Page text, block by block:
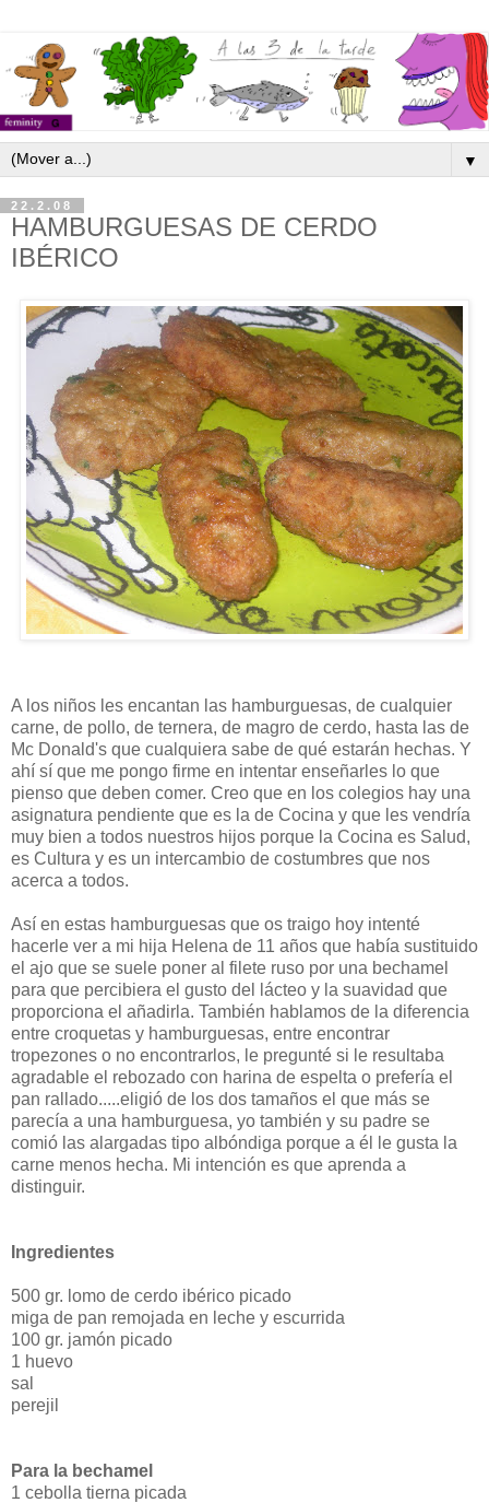
▼
22.2.08
HAMBURGUESAS DE CERDO
IBÉRICO
A los niños les encantan las hamburguesas, de cualquier
carne, de pollo, de ternera, de magro de cerdo, hasta las de
Mc Donald's que cualquiera sabe de qué estarán hechas. Y
ahí sí que me pongo firme en intentar enseñarles lo que
pienso que deben comer. Creo que en los colegios hay una
asignatura pendiente que es la de Cocina y que les vendría
muy bien a todos nuestros hijos porque la Cocina es Salud,
es Cultura y es un intercambio de costumbres que nos
acerca a todos.
Así en estas hamburguesas que os traigo hoy intenté
hacerle ver a mi hija Helena de 11 años que había sustituido
el ajo que se suele poner al filete ruso por una bechamel
para que percibiera el gusto del lácteo y la suavidad que
proporciona el añadirla. También hablamos de la diferencia
entre croquetas y hamburguesas, entre encontrar
tropezones o no encontrarlos, le pregunté si le resultaba
agradable el rebozado con harina de espelta o prefería el
pan rallado.....eligió de los dos tamaños el que más se
parecía a una hamburguesa, yo también y su padre se
comió las alargadas tipo albóndiga porque a él le gusta la
carne menos hecha. Mi intención es que aprenda a
distinguir.
Ingredientes
500 gr. lomo de cerdo ibérico picado
miga de pan remojada en leche y escurrida
100 gr. jamón picado
1 huevo
sal
perejil
Para la bechamel
1 cebolla tierna picada